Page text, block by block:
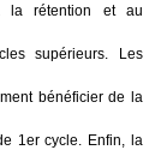
la rétention et au
supérieurs. Les
bénéficier de la
1er cycle. Enfin, la